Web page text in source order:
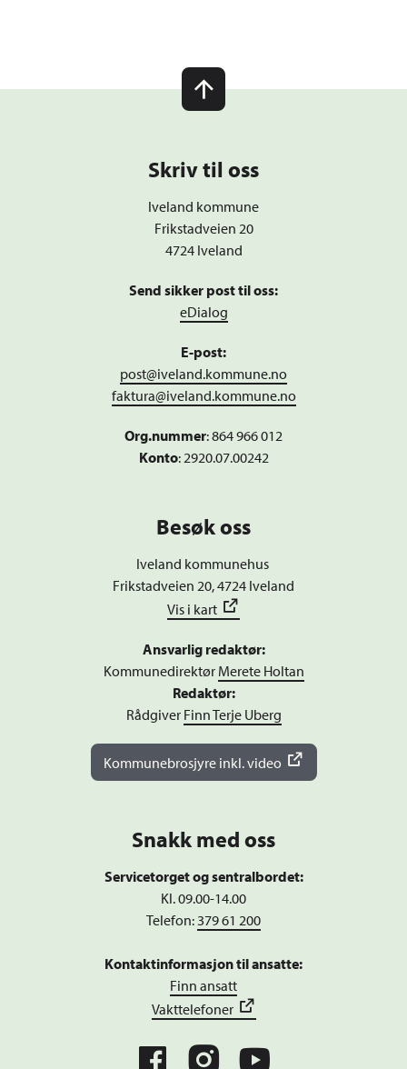
Skriv til oss
Iveland kommune
Frikstadveien 20
4724 Iveland
Send sikker post til oss:
eDialog
E-post:
post@iveland.kommune.no
faktura@iveland.kommune.no
Org.nummer:864 966 012
Konto: 2920.07.00242
Besøk oss
Iveland kommunehus
Frikstadveien 20, 4724 Iveland
Vis i kart
Ansvarlig redaktør:
Kommunedirektør Merete Holtan
Redaktør:
Rådgiver Finn Terje Uberg
Kommunebrosjyre inkl. video
Snakk med oss
Servicetorget og sentralbordet:
Kl. 09.00-14.00
Telefon:379 61 200
Kontaktinformasjon til ansatte:
Finn ansatt
Vakttelefoner